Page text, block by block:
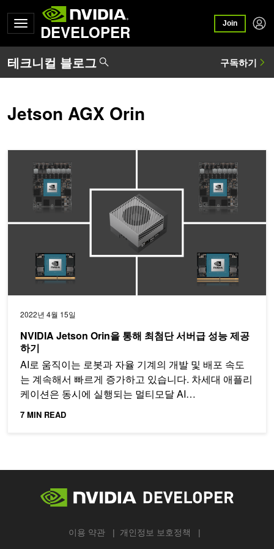
DEVELOPER Join
Jetson AGX Orin
2022년 4월 15일
NVIDIA Jetson Orin을 통해 최첨단 서버급 성능 제공
하기
AI로 움직이는 로봇과 자율 기계의 개발 및 배포 속도
는 계속해서 빠르게 증가하고 있습니다. 차세대 애플리
케이션은 동시에 실행되는 멀티모달 AI…
7 MIN READ
이용 약관 개인정보 보호정책